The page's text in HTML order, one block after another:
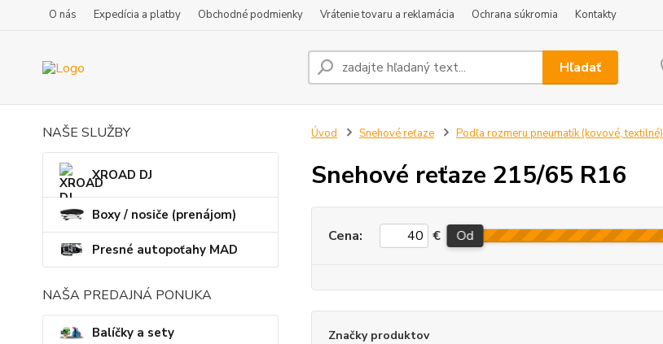
O nás Expedícia a platby Obchodné podmienky Vrátenie tovaru a reklamácia Ochrana súkromia Kontakty
Hľadať
NAŠE SLUŽBY
XROAD DJ
Boxy / nosiče (prenájom)
Presné autopoťahy MAD
NAŠA PREDAJNÁ PONUKA
Balíčky a sety
Úvod Snehové reťaze Podľa rozmeru pneumatík (kovové, textilné)
Snehové reťaze 215/65 R16
Cena: € Od
Značky produktov